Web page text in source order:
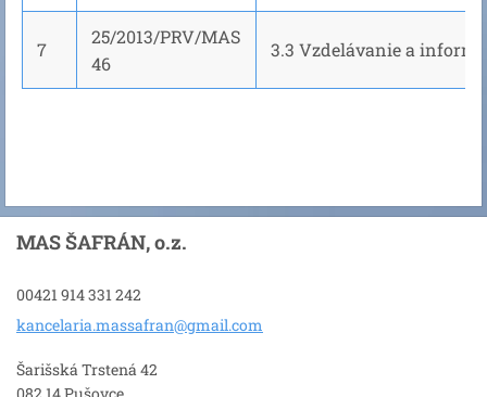
7
25/2013/PRV/MAS
46
3.3 Vzdelávanie a
MAS ŠAFRÁN, o.z.
00421 914 331 242
kancelaria.massafran@gmail.com
Šarišská Trstená 42